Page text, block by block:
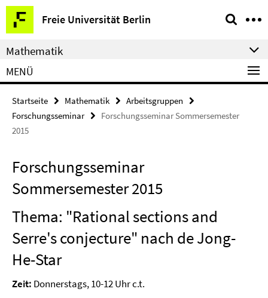
Springe
direkt
zu
Inhalt
Freie Universität Berlin
Service-
Navigation
Mathematik
MENÜ
Startseite Mathematik
Arbeitsgruppen
Forschungsseminar
Forschungsseminar Sommersemester
2015
Forschungsseminar
Sommersemester 2015
Thema: "Rational sections and
Serre's conjecture" nach de Jong-
He-Star
Zeit: Donnerstags, 10-12 Uhr c.t.